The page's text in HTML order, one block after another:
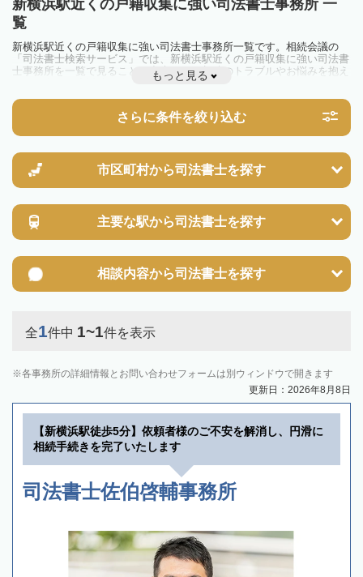
新横浜駅近くの戸籍収集に強い司法書士事務所 一
覧
新横浜駅近くの戸籍収集に強い司法書士事務所一覧です。相続会議の
「司法書士検索サービス」では、新横浜駅近くの戸籍収集に強い司法書
士事務所を一覧で見ることが出来ます。相続のトラブルやお悩みを抱え
ている方は一度近隣の司法書士に相談してみましょう。
もっと見る
さらに条件を絞り込む
市区町村から司法書士を探す
主要な駅から司法書士を探す
相談内容から司法書士を探す
全1件中 1~1件を表示
各事務所の詳細情報とお問い合わせフォームは別ウィンドウで開きます
更新日：2026年8月8日
【新横浜駅徒歩5分】依頼者様のご不安を解消し、円滑に
相続手続きを完了いたします
司法書士佐伯啓輔事務所